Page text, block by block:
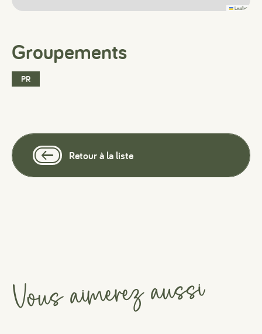
Leaflet
Groupements
PR
Retour à la liste
Vous aimerez aussi